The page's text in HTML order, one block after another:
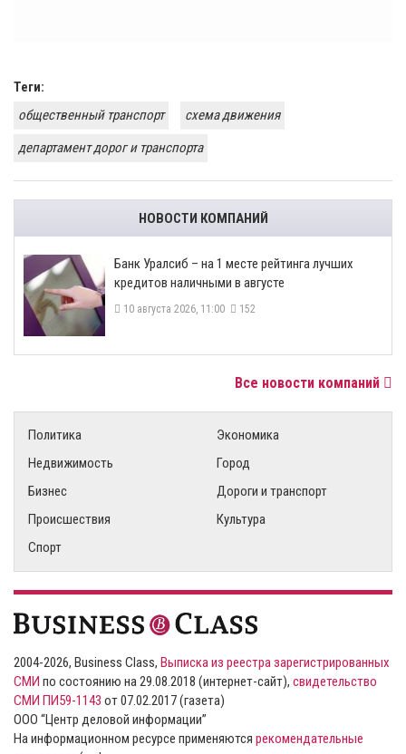
Теги:
общественный транспорт
схема движения
департамент дорог и транспорта
НОВОСТИ КОМПАНИЙ
Банк Уралсиб – на 1 месте рейтинга лучших
кредитов наличными в августе
10 августа 2026, 11:00 152
Все новости компаний
Политика
Экономика
Недвижимость
Город
Бизнес
Дороги и транспорт
Происшествия
Культура
Спорт
2004-2026, Business Class, Выписка из реестра зарегистрированных
СМИ по состоянию на 29.08.2018 (интернет-сайт), свидетельство
СМИ ПИ59-1143 от 07.02.2017 (газета)
ООО “Центр деловой информации”
На информационном ресурсе применяются рекомендательные